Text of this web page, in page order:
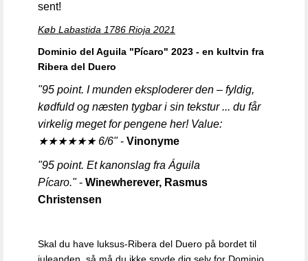
sent!
Køb Labastida 1786 Rioja 2021
Dominio del Aguila "Pícaro" 2023 - en kultvin fra
Ribera del Duero
"95 point. I munden eksploderer den – fyldig,
kødfuld og næsten tygbar i sin tekstur ... du får
virkelig meget for pengene her! Value:
★★★★★★ 6/6"- Vinonyme
"95 point. Et kanonslag fra Águila
Pícaro."- Winewherever, Rasmus
Christensen
Skal du have luksus-Ribera del Duero på bordet til